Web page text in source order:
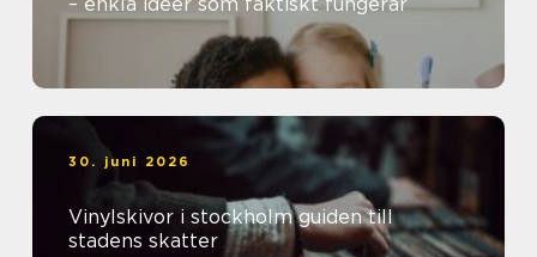
30. juni 2026
Vinylskivor i stockholm guiden till
stadens skatter